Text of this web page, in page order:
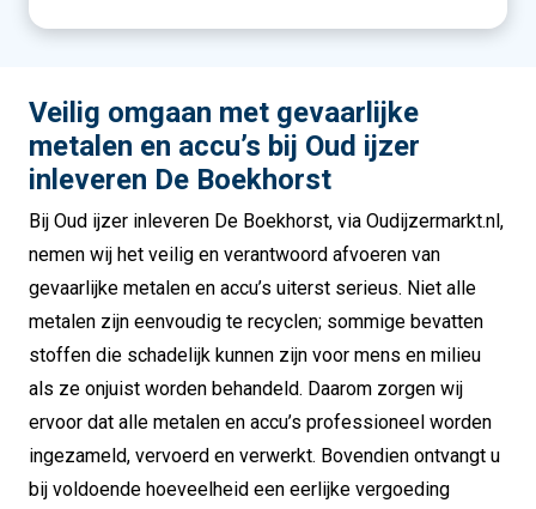
Veilig omgaan met gevaarlijke
metalen en accu’s bij Oud ijzer
inleveren De Boekhorst
Bij Oud ijzer inleveren De Boekhorst, via Oudijzermarkt.nl,
nemen wij het veilig en verantwoord afvoeren van
gevaarlijke metalen en accu’s uiterst serieus. Niet alle
metalen zijn eenvoudig te recyclen; sommige bevatten
stoffen die schadelijk kunnen zijn voor mens en milieu
als ze onjuist worden behandeld. Daarom zorgen wij
ervoor dat alle metalen en accu’s professioneel worden
ingezameld, vervoerd en verwerkt. Bovendien ontvangt u
bij voldoende hoeveelheid een eerlijke vergoeding